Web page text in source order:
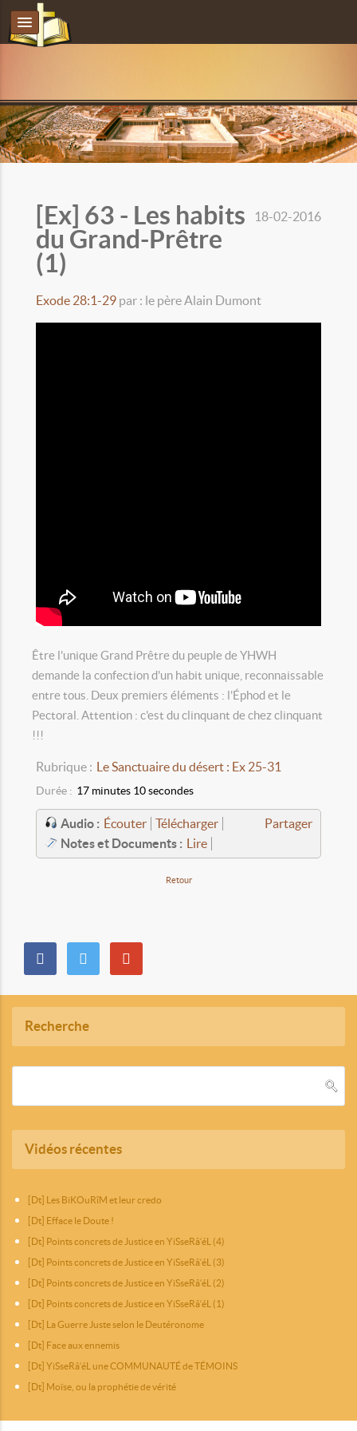
18-02-2016
[Ex] 63 - Les habits
du Grand-Prêtre
(1)
Exode 28:1-29 par : le père Alain Dumont
Être l'unique Grand Prêtre du peuple de YHWH
demande la confection d'un habit unique, reconnaissable
entre tous. Deux premiers éléments : l'Éphod et le
Pectoral. Attention : c'est du clinquant de chez clinquant
!!!
Rubrique : Le Sanctuaire du désert : Ex 25-31
Durée : 17 minutes 10 secondes
Partager
Audio : Écouter Télécharger
Notes et Documents : Lire
Retour
Recherche
Vidéos récentes
[Dt] Les BiKOuRîM et leur credo
[Dt] Efface le Doute !
[Dt] Points concrets de Justice en YiSseRâ‘éL (4)
[Dt] Points concrets de Justice en YiSseRâ‘éL (3)
[Dt] Points concrets de Justice en YiSseRâ‘éL (2)
[Dt] Points concrets de Justice en YiSseRâ‘éL (1)
[Dt] La Guerre Juste selon le Deutéronome
[Dt] Face aux ennemis
[Dt] YiSseRâ‘éL une COMMUNAUTÉ de TÉMOINS
[Dt] Moïse, ou la prophétie de vérité